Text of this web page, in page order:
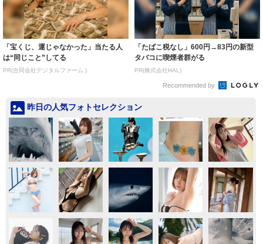
「宝くじ、運じゃなかった」当たる人
は“同じこと”してる
PR(合同会社デジタルファーム )
「たばこ税なし」600円→83円の新型
タバコに喫煙者群がる
PR(株式会社HAL)
Recommended by
昨日の人気フォトセレクション